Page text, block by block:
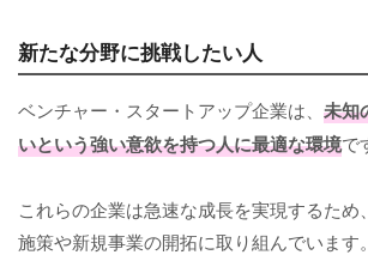
新たな分野に挑戦したい人
ベンチャー・スタートアップ企業は、 未知
いという強い意欲を持つ人に最適な環境で
これらの企業は急速な成長を実現するため
施策や新規事業の開拓に取り組んでいます。